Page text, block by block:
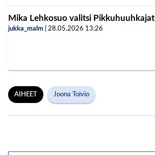
Mika Lehkosuo valitsi Pikkuhuuhkajat
jukka_malm 28.05.2026 13:26
AIHEET Joona Toivio